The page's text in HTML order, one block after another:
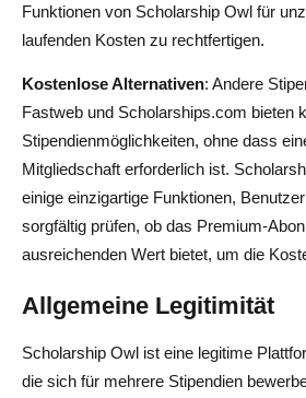
Funktionen von Scholarship Owl für
laufenden Kosten zu rechtfertigen.
Kostenlose Alternativen: Andere
Fastweb und Scholarships.com bieten
Stipendienmöglichkeiten, ohne dass
Mitgliedschaft erforderlich ist.
einige einzigartige Funktionen,
sorgfältig prüfen, ob das Premium-
ausreichenden Wert bietet, um die
Allgemeine Legitimität
Scholarship Owl ist eine legitime
die sich für mehrere Stipendien